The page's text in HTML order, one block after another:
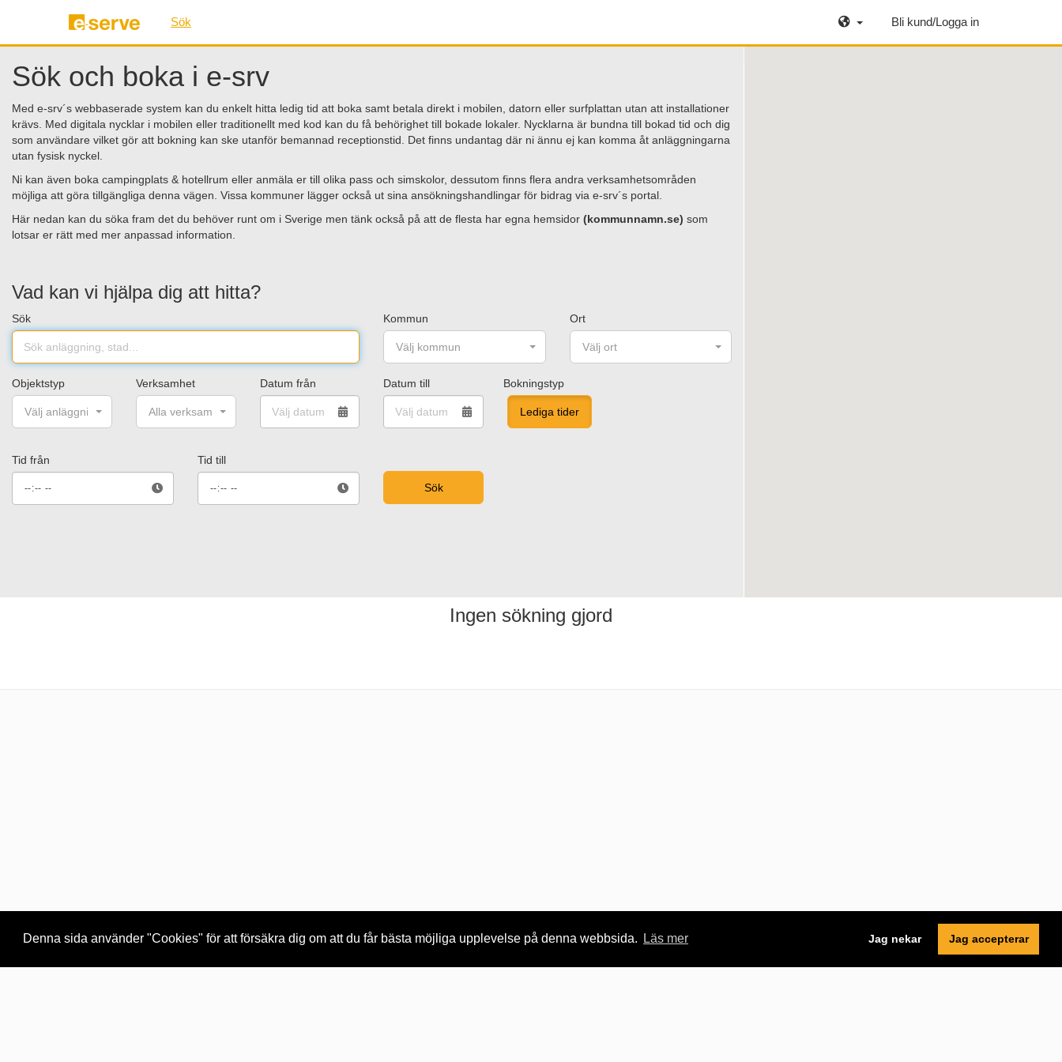
Denna sida använder "Cookies" för att försäkra dig om att du får bästa möjliga upplevelse på denna webbsida. Läs mer Jag nekar Jag accepterar
Sök Bli kund/Logga in
Sök och boka i e-srv
Med e-srv´s webbaserade system kan du enkelt hitta ledig tid att boka samt betala direkt i mobilen, datorn eller surfplattan utan att installationer
krävs. Med digitala nycklar i mobilen eller traditionellt med kod kan du få behörighet till bokade lokaler. Nycklarna är bundna till bokad tid och dig
som användare vilket gör att bokning kan ske utanför bemannad receptionstid. Det finns undantag där ni ännu ej kan komma åt anläggningarna
utan fysisk nyckel.
Ni kan även boka campingplats & hotellrum eller anmäla er till olika pass och simskolor, dessutom finns flera andra verksamhetsområden
möjliga att göra tillgängliga denna vägen. Vissa kommuner lägger också ut sina ansökningshandlingar för bidrag via e-srv´s portal.
Här nedan kan du söka fram det du behöver runt om i Sverige men tänk också på att de flesta har egna hemsidor (kommunnamn.se) som
lotsar er rätt med mer anpassad information.
Vad kan vi hjälpa dig att hitta?
Sök Kommun
Välj kommun
Ort
Välj ort
Objektstyp
Välj anläggning/aktivitet
Verksamhet
Alla verksamheter
Datum från Datum till Bokningstyp
Lediga tider
Tid från Tid till
Ingen sökning gjord